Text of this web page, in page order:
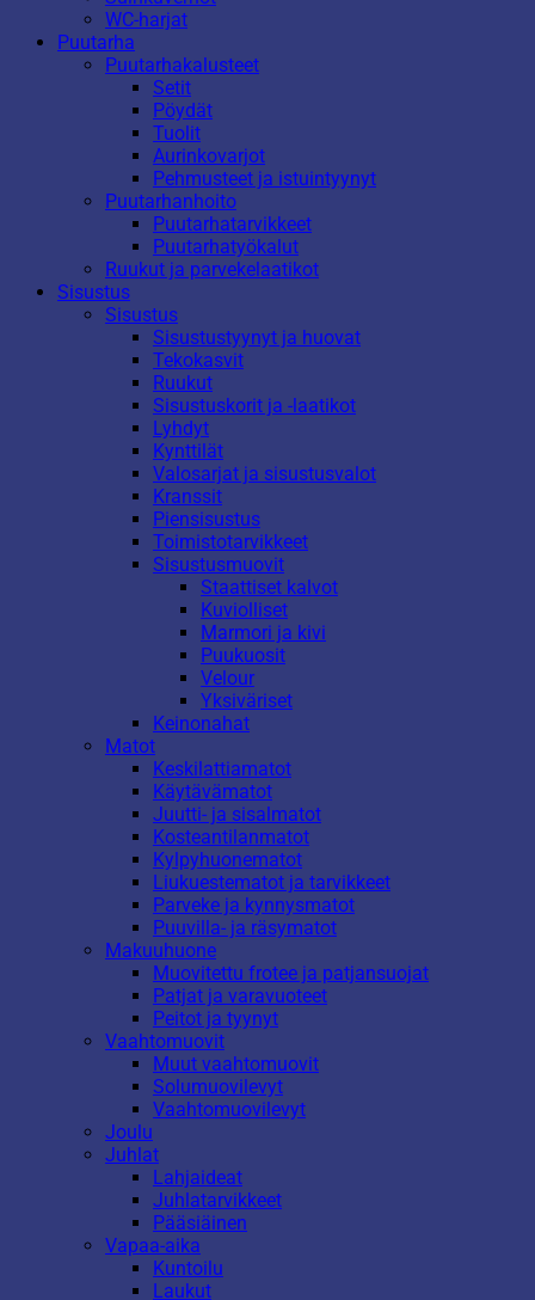
WC-harjat
Puutarha
Puutarhakalusteet
Setit
Pöydät
Tuolit
Aurinkovarjot
Pehmusteet ja istuintyynyt
Puutarhanhoito
Puutarhatarvikkeet
Puutarhatyökalut
Ruukut ja parvekelaatikot
Sisustus
Sisustus
Sisustustyynyt ja huovat
Tekokasvit
Ruukut
Sisustuskorit ja -laatikot
Lyhdyt
Kynttilät
Valosarjat ja sisustusvalot
Kranssit
Piensisustus
Toimistotarvikkeet
Sisustusmuovit
Staattiset kalvot
Kuviolliset
Marmori ja kivi
Puukuosit
Velour
Yksiväriset
Keinonahat
Matot
Keskilattiamatot
Käytävämatot
Juutti- ja sisalmatot
Kosteantilanmatot
Kylpyhuonematot
Liukuestematot ja tarvikkeet
Parveke ja kynnysmatot
Puuvilla- ja räsymatot
Makuuhuone
Muovitettu frotee ja patjansuojat
Patjat ja varavuoteet
Peitot ja tyynyt
Vaahtomuovit
Muut vaahtomuovit
Solumuovilevyt
Vaahtomuovilevyt
Joulu
Juhlat
Lahjaideat
Juhlatarvikkeet
Pääsiäinen
Vapaa-aika
Kuntoilu
Laukut